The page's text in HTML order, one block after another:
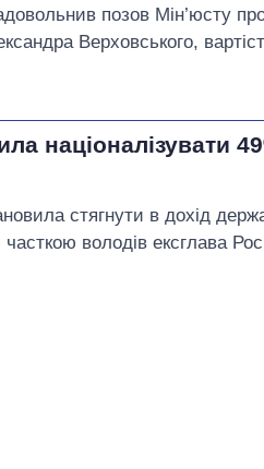
позов Мін’юсту
Верховського,
націоналізувати
стягнути в дохід
володів ексглава